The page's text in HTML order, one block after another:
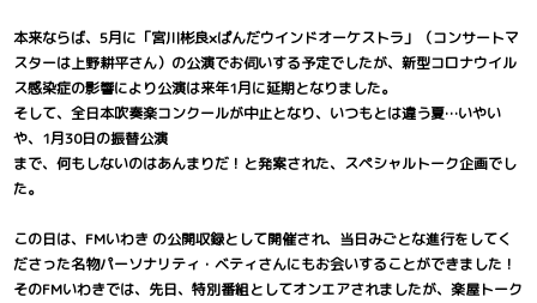
本来ならば、5月に「宮川彬良×ぱんだウインドオーケストラ」（コンサートマ
スターは上野耕平さん）の公演でお伺いする予定でしたが、新型コロナウイル
ス感染症の影響により公演は来年1月に延期となりました。
そして、全日本吹奏楽コンクールが中止となり、いつもとは違う夏…いやい
や、1月30日の振替公演
まで、何もしないのはあんまりだ！と発案された、スペシャルトーク企画でし
た。
この日は、FMいわき の公開収録として開催され、当日みごとな進行をしてく
ださった名物パーソナリティ・ベティさんにもお会いすることができました！
そのFMいわきでは、先日、特別番組としてオンエアされましたが、楽屋トーク